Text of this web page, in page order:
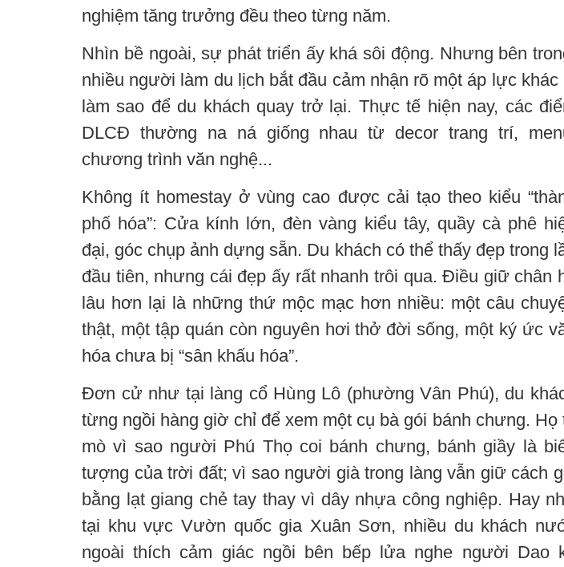
nghiệm tăng trưởng đều theo từng năm.
Nhìn bề ngoài, sự phát triển ấy khá sôi động. Nhưng bên
nhiều người làm du lịch bắt đầu cảm nhận rõ một áp lực khác
làm sao để du khách quay trở lại. Thực tế hiện nay, các
DLCĐ thường na ná giống nhau từ decor trang trí,
chương trình văn nghệ...
Không ít homestay ở vùng cao được cải tạo theo kiểu
phố hóa”: Cửa kính lớn, đèn vàng kiểu tây, quầy cà phê
đại, góc chụp ảnh dựng sẵn. Du khách có thể thấy đẹp trong
đầu tiên, nhưng cái đẹp ấy rất nhanh trôi qua. Điều giữ chân
lâu hơn lại là những thứ mộc mạc hơn nhiều: một câu
thật, một tập quán còn nguyên hơi thở đời sống, một ký ức
hóa chưa bị “sân khấu hóa”.
Đơn cử như tại làng cổ Hùng Lô (phường Vân Phú), du
từng ngồi hàng giờ chỉ để xem một cụ bà gói bánh chưng. Họ
mò vì sao người Phú Thọ coi bánh chưng, bánh giầy là
tượng của trời đất; vì sao người già trong làng vẫn giữ cách
bằng lạt giang chẻ tay thay vì dây nhựa công nghiệp. Hay
tại khu vực Vườn quốc gia Xuân Sơn, nhiều du khách
ngoài thích cảm giác ngồi bên bếp lửa nghe người Dao